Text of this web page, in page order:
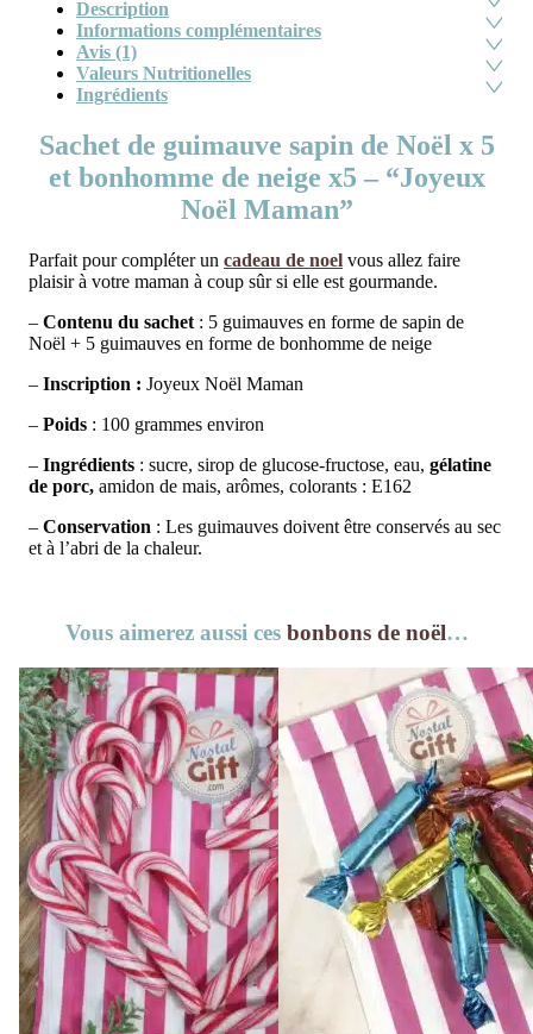
Description
Informations complémentaires
Avis (1)
Valeurs Nutritionelles
Ingrédients
Sachet de guimauve sapin de Noël x 5
et bonhomme de neige x5 – “Joyeux
Noël Maman”
Parfait pour compléter un cadeau de noel vous allez faire
plaisir à votre maman à coup sûr si elle est gourmande.
– Contenu du sachet : 5 guimauves en forme de sapin de
Noël + 5 guimauves en forme de bonhomme de neige
– Inscription : Joyeux Noël Maman
– Poids : 100 grammes environ
– Ingrédients : sucre, sirop de glucose-fructose, eau, gélatine
de porc, amidon de mais, arômes, colorants : E162
– Conservation : Les guimauves doivent être conservés au sec
et à l’abri de la chaleur.
Vous aimerez aussi ces bonbons de noël…